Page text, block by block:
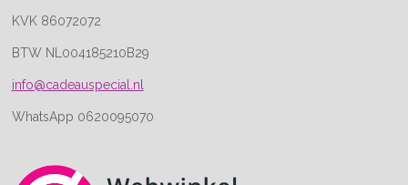
KVK 86072072
BTW NL004185210B29
info@cadeauspecial.nl
WhatsApp 0620095070